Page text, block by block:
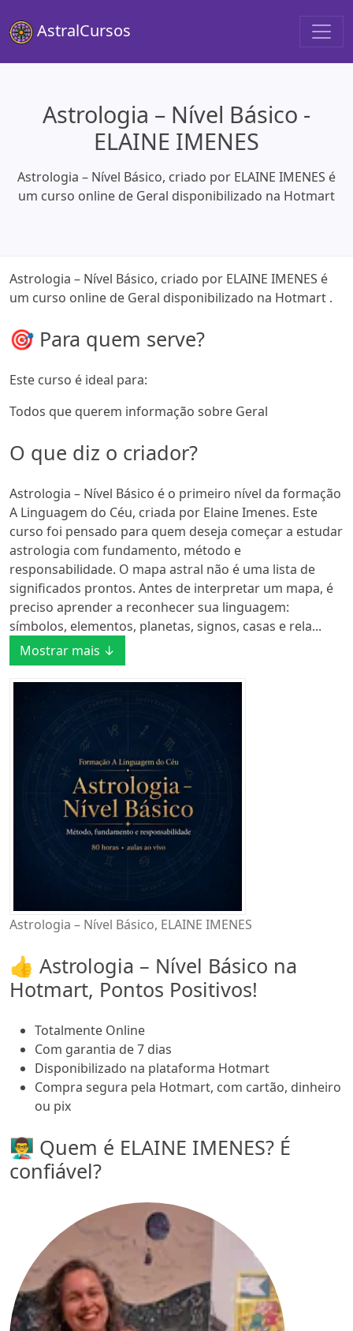
AstralCursos
Astrologia – Nível Básico -
ELAINE IMENES
Astrologia – Nível Básico, criado por ELAINE IMENES é
um curso online de Geral disponibilizado na Hotmart
Astrologia – Nível Básico, criado por ELAINE IMENES é
um curso online de Geral disponibilizado na Hotmart .
🎯 Para quem serve?
Este curso é ideal para:
Todos que querem informação sobre Geral
O que diz o criador?
Astrologia – Nível Básico é o primeiro nível da formação
A Linguagem do Céu, criada por Elaine Imenes. Este
curso foi pensado para quem deseja começar a estudar
astrologia com fundamento, método e
responsabilidade. O mapa astral não é uma lista de
significados prontos. Antes de interpretar um mapa, é
preciso aprender a reconhecer sua linguagem:
símbolos, elementos, planetas, signos, casas e rela...
Mostrar mais ↓
Astrologia – Nível Básico, ELAINE IMENES
👍 Astrologia – Nível Básico na
Hotmart, Pontos Positivos!
Totalmente Online
Com garantia de 7 dias
Disponibilizado na plataforma Hotmart
Compra segura pela Hotmart, com cartão, dinheiro
ou pix
👨‍🏫 Quem é ELAINE IMENES? É
confiável?